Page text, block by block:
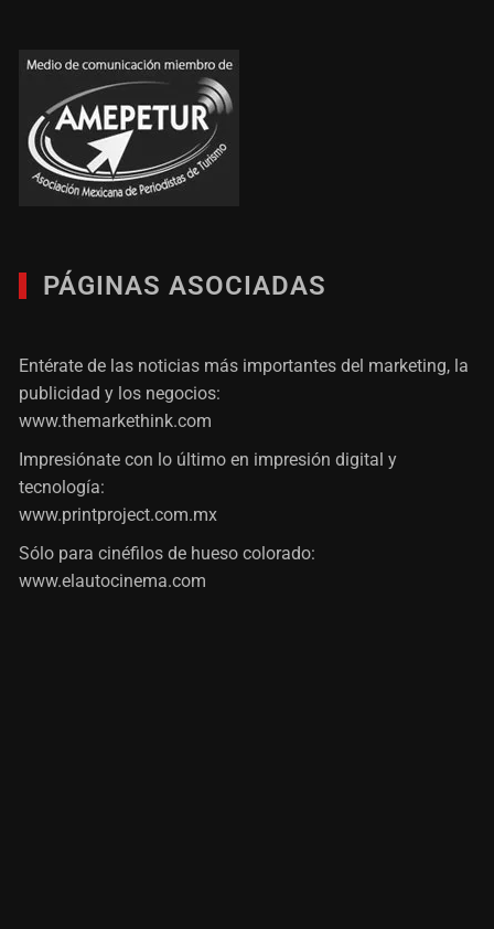
PÁGINAS ASOCIADAS
Entérate de las noticias más importantes del marketing, la
publicidad y los negocios:
www.themarkethink.com
Impresiónate con lo último en impresión digital y
tecnología:
www.printproject.com.mx
Sólo para cinéfilos de hueso colorado:
www.elautocinema.com